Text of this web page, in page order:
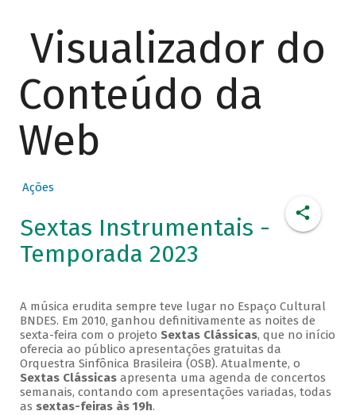
Visualizador do
Conteúdo da
Web
Ações
Sextas Instrumentais -
Temporada 2023
A música erudita sempre teve lugar no Espaço Cultural
BNDES. Em 2010, ganhou definitivamente as noites de
sexta-feira com o projeto Sextas Clássicas, que no início
oferecia ao público apresentações gratuitas da
Orquestra Sinfônica Brasileira (OSB). Atualmente, o
Sextas Clássicasapresenta uma agenda de concertos
semanais, contando com apresentações variadas, todas
as sextas-feiras às 19h.